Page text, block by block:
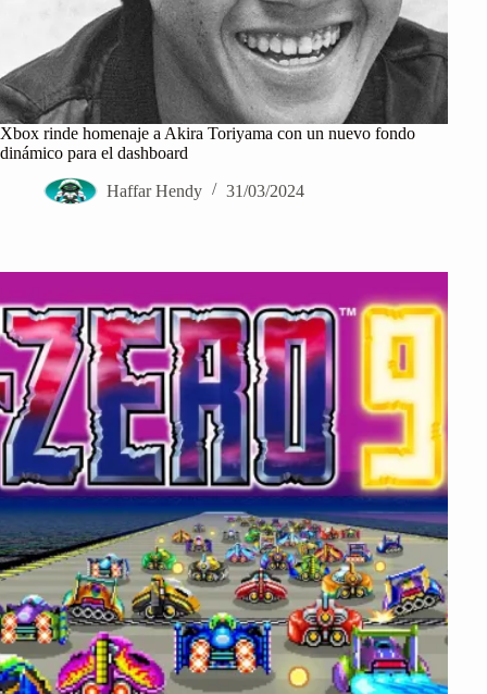
Xbox rinde homenaje a Akira Toriyama con un nuevo fondo
dinámico para el dashboard
Haffar Hendy 31/03/2024